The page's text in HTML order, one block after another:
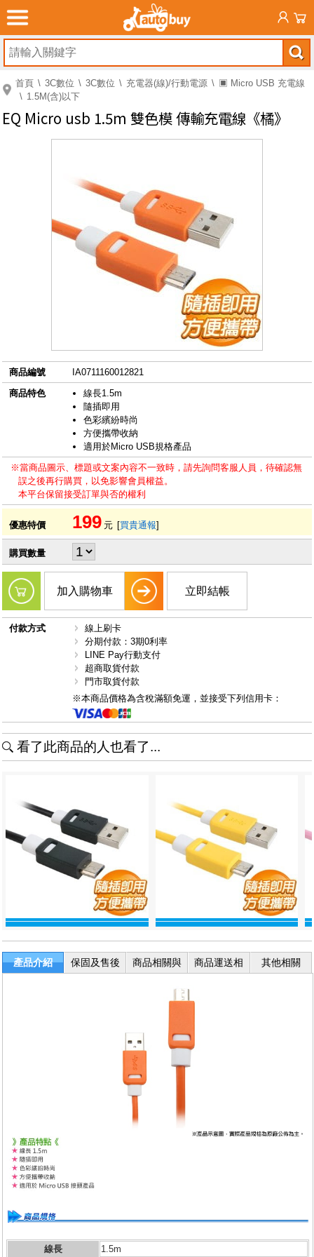
首頁 3C數位 3C數位 充電器(線)/行動電源
▣ Micro USB 充電線
1.5M(含)以下
EQ Micro usb 1.5m 雙色模 傳輸充電線《橘》
商品編號
IA0711160012821
商品特色
線長1.5m
隨插即用
色彩繽紛時尚
方便攜帶收納
適用於Micro USB規格產品
※當商品圖示、標題或文案內容不一致時，請先詢問客服人員，待確認無
誤之後再行購買，以免影響會員權益。
本平台保留接受訂單與否的權利
優惠特價 199 元 [買貴通報]
購買數量
加入購物車 立即結帳
付款方式
線上刷卡
分期付款：3期0利率
LINE Pay行動支付
超商取貨付款
門市取貨付款
※本商品價格為含稅滿額免運，並接受下列信用卡：
看了此商品的人也看了...
產品介紹
線長 1.5m
保固及售後
商品相關與
商品運送相
其他相關